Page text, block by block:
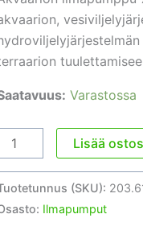
Varastossa
Akvaarion
l/min
Lisää
(SKU):
Ilmapumput